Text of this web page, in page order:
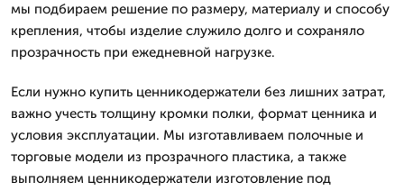
мы подбираем решение по размеру, материалу и способу
крепления, чтобы изделие служило долго и сохраняло
прозрачность при ежедневной нагрузке.
Если нужно купить ценникодержатели без лишних затрат,
важно учесть толщину кромки полки, формат ценника и
условия эксплуатации. Мы изготавливаем полочные и
торговые модели из прозрачного пластика, а также
выполняем ценникодержатели изготовление под